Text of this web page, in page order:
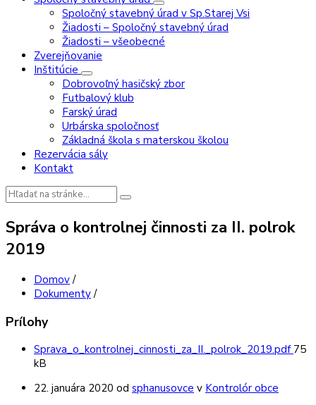
Spoločný stavebný úrad v Sp.Starej Vsi
Žiadosti – Spoločný stavebný úrad
Žiadosti – všeobecné
Zverejňovanie
Inštitúcie
Dobrovoľný hasičský zbor
Futbalový klub
Farský úrad
Urbárska spoločnosť
Základná škola s materskou školou
Rezervácia sály
Kontakt
Vyhľadávanie:
Správa o kontrolnej činnosti za II. polrok
2019
Domov /
Dokumenty /
Prílohy
Sprava_o_kontrolnej_cinnosti_za_II._polrok_2019.pdf 75
kB
22. januára 2020 od sphanusovce v Kontrolór obce